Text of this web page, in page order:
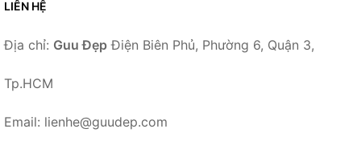
LIÊN HỆ
Địa chỉ: Guu Đẹp Điện Biên Phủ, Phường 6, Quận 3,
Tp.HCM
Email: lienhe@guudep.com